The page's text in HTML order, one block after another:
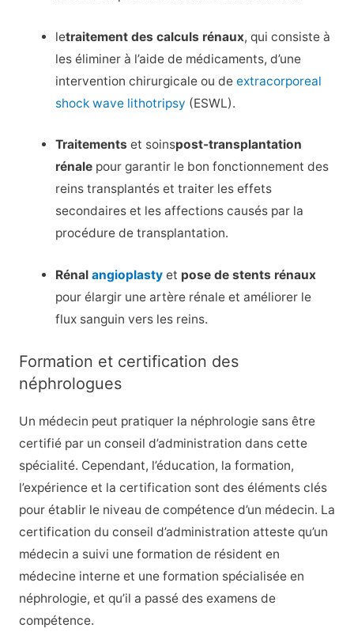
letraitement des calculs rénaux, qui consiste à
les éliminer à l’aide de médicaments, d’une
intervention chirurgicale ou deextracorporeal
shock wave lithotripsy (ESWL).
Traitements et soinspost-transplantation
rénale pour garantir le bon fonctionnement des
reins transplantés et traiter les effets
secondaires et les affections causés par la
procédure de transplantation.
Rénalangioplasty et pose de stents rénaux
pour élargir une artère rénale et améliorer le
flux sanguin vers les reins.
Formation et certification des
néphrologues
Un médecin peut pratiquer la néphrologie sans être
certifié par un conseil d’administration dans cette
spécialité. Cependant, l’éducation, la formation,
l’expérience et la certification sont des éléments clés
pour établir le niveau de compétence d’un médecin. La
certification du conseil d’administration atteste qu’un
médecin a suivi une formation de résident en
médecine interne et une formation spécialisée en
néphrologie, et qu’il a passé des examens de
compétence.